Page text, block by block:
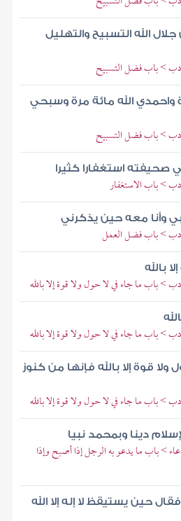
الله التسبيح والتهليل
> باب فضل التسبيح
واحمدي الله مائة مرة وسبحي
> باب فضل التسبيح
استغفارا كثيرا
> باب الاستغفار
وأنا معه حين يذكرني
> باب فضل العمل
بالله
> باب ما جاء في لا حول ولا قوة إلا بالله
> باب ما جاء في لا حول ولا قوة إلا بالله
قوة إلا بالله فإنها من كنوز
> باب ما جاء في لا حول ولا قوة إلا بالله
دينا وبمحمد نبيا
> باب ما يدعو به الرجل إذا أصبح وإذا
حين يستيقظ لا إله إلا الله